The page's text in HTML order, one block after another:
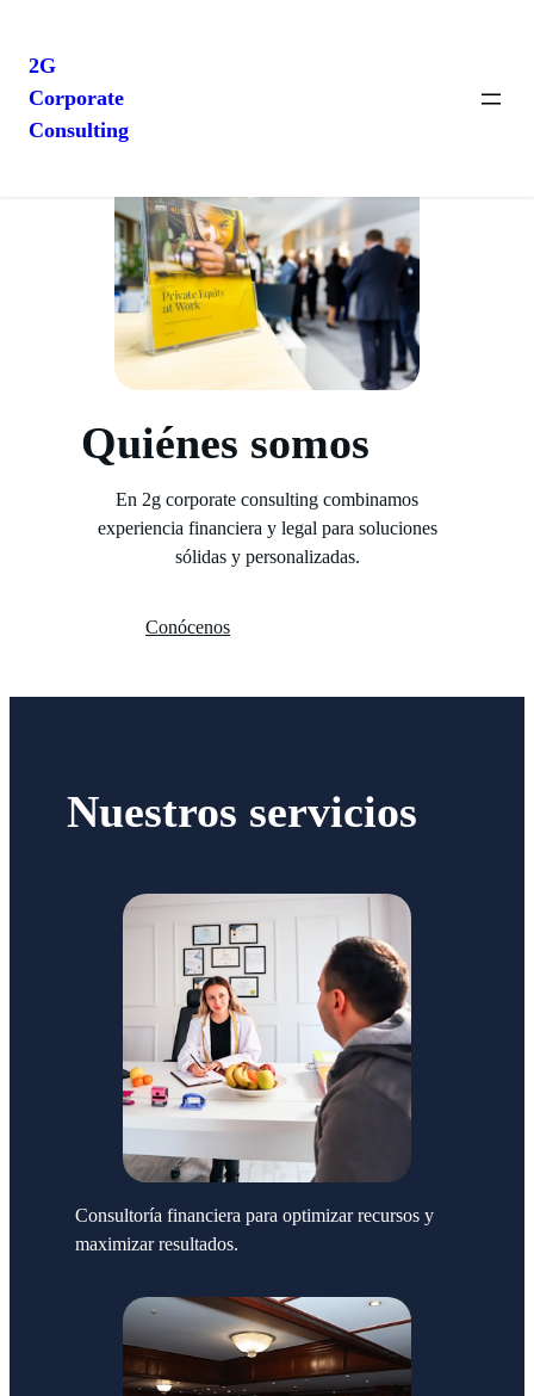
Saltar
2G
Corporate
Consulting
Quiénes somos
En 2g corporate consulting combinamos
experiencia financiera y legal para soluciones
sólidas y personalizadas.
Conócenos
Nuestros servicios
Consultoría financiera para optimizar recursos y
maximizar resultados.